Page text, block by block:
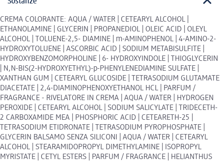
Sostanze
CREMA COLORANTE: AQUA / WATER | CETEARYL ALCOHOL |
ETHANOLAMINE | GLYCERIN | PROPANEDIOL | OLEIC ACID | OLEYL
ALCOHOL | TOLUENE-2,5- DIAMINE | m-AMINOPHENOL | 4-AMINO-2-
HYDROXYTOLUENE | ASCORBIC ACID | SODIUM METABISULFITE |
HYDROXYBENZOMORPHOLINE | 6- HYDROXYINDOLE | THIOGLYCERIN
| N,N-BIS(2-HYDROXYETHYL)-p-PHENYLENEDIAMINE SULFATE |
XANTHAN GUM | CETEARYL GLUCOSIDE | TETRASODIUM GLUTAMATE
DIACETATE | 2,4-DIAMINOPHENOXYETHANOL HCL | PARFUM /
FRAGRANCE - RIVELATORE IN CREMA | AQUA / WATER | HYDROGEN
PEROXIDE | CETEARYL ALCOHOL | SODIUM SALICYLATE | TRIDECETH-
2 CARBOXAMIDE MEA | PHOSPHORIC ACID | CETEARETH-25 |
TETRASODIUM ETIDRONATE | TETRASODIUM PYROPHOSPHATE |
GLYCERIN BALSAMO SENZA SILICONI | AQUA / WATER | CETEARYL
ALCOHOL | STEARAMIDOPROPYL DIMETHYLAMINE | ISOPROPYL
MYRISTATE | CETYL ESTERS | PARFUM / FRAGRANCE | HELIANTHUS